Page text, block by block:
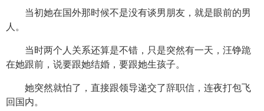
当初她在国外那时候不是没有谈男朋友，就是眼前的男
人。
当时两个人关系还算是不错，只是突然有一天，汪铮跪
在她跟前，说要跟她结婚，要跟她生孩子。
她突然就怕了，直接跟领导递交了辞职信，连夜打包飞
回国内。